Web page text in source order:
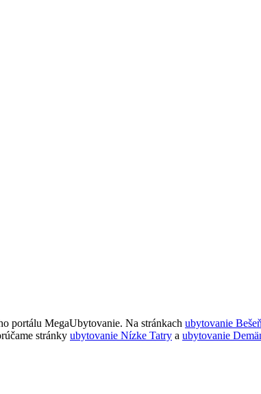
portálu MegaUbytovanie. Na stránkach ubytovanie
stránky ubytovanie Nízke Tatry a ubytovanie